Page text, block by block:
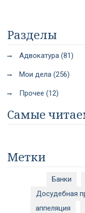
Разделы
Адвокатура (81)
Мои дела (256)
Прочее (12)
Самые
Метки
Банки
Досудебная
аппеляция